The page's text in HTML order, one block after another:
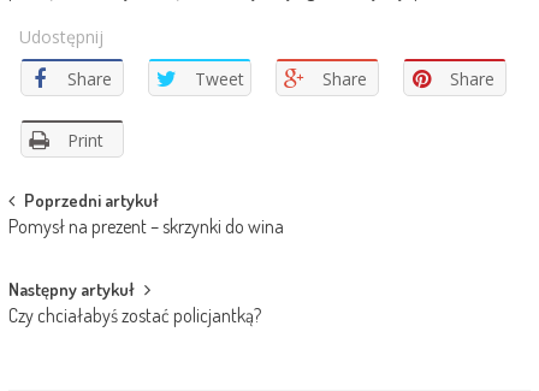
Udostępnij
Share
Tweet Share Share
Print
Post
navigation
Poprzedni artykuł
Pomysł na prezent – skrzynki do wina
Następny artykuł
Czy chciałabyś zostać policjantką?